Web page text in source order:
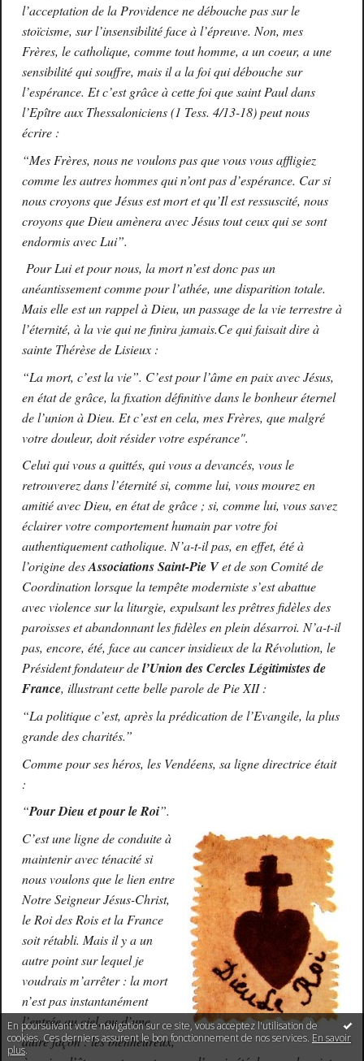
En poursuivant votre navigation sur ce site, vous acceptez l'utilisation de
cookies. Ces derniers assurent le bon fonctionnement de nos services. En savoir
plus.
l’acceptation de la Providence ne débouche pas sur le
stoïcisme, sur l’insensibilité face à l’épreuve. Non, mes
Frères, le catholique, comme tout homme, a un coeur, a une
sensibilité qui souffre, mais il a la foi qui débouche sur
l’espérance. Et c’est grâce à cette foi que saint Paul dans
l’Epître aux Thessaloniciens (1 Tess. 4/13-18) peut nous
écrire :
“Mes Frères, nous ne voulons pas que vous vous affligiez
comme les autres hommes qui n’ont pas d’espérance. Car si
nous croyons que Jésus est mort et qu’Il est ressuscité, nous
croyons que Dieu amènera avec Jésus tout ceux qui se sont
endormis avec Lui”.
Pour Lui et pour nous, la mort n’est donc pas un
anéantissement comme pour l’athée, une disparition totale.
Mais elle est un rappel à Dieu, un passage de la vie terrestre à
l’éternité, à la vie qui ne finira jamais.Ce qui faisait dire à
sainte Thérèse de Lisieux :
“La mort, c’est la vie”. C’est pour l’âme en paix avec Jésus,
en état de grâce, la fixation définitive dans le bonheur éternel
de l’union à Dieu. Et c’est en cela, mes Frères, que malgré
votre douleur, doit résider votre espérance".
Celui qui vous a quittés, qui vous a devancés, vous le
retrouverez dans l’éternité si, comme lui, vous mourez en
amitié avec Dieu, en état de grâce ; si, comme lui, vous savez
éclairer votre comportement humain par votre foi
authentiquement catholique. N’a-t-il pas, en effet, été à
l’origine desAssociations Saint-Pie Vet de son Comité de
Coordination lorsque la tempête moderniste s’est abattue
avec violence sur la liturgie, expulsant les prêtres fidèles des
paroisses et abandonnant les fidèles en plein désarroi. N’a-t-il
pas, encore, été, face au cancer insidieux de la Révolution, le
Président fondateur del’Union des Cercles Légitimistes de
France, illustrant cette belle parole de Pie XII :
“La politique c’est, aprèsla prédication de l’Evangile, la plus
grande des charités.”
Comme pour ses héros, les Vendéens, sa ligne directrice était
:
“Pour Dieu et pour le Roi”.
C’est une ligne de conduite à
maintenir avec ténacité si
nous voulons que le lien entre
Notre Seigneur Jésus-Christ,
le Roi des Rois et la France
soit rétabli. Mais il y a un
autre point sur lequel je
voudrais m’arrêter : la mort
n’est pas instantanément
l’entrée au ciel, ou d’une
autre façon : les bienheureux,